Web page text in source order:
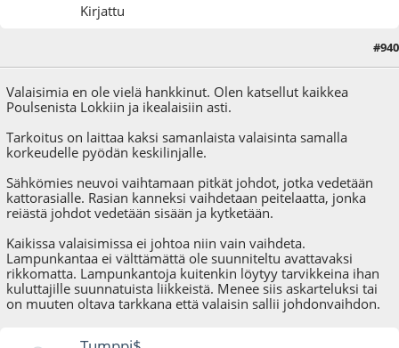
Kirjattu
#940
Valaisimia en ole vielä hankkinut. Olen katsellut kaikkea
Poulsenista Lokkiin ja ikealaisiin asti.
Tarkoitus on laittaa kaksi samanlaista valaisinta samalla
korkeudelle pyödän keskilinjalle.
Sähkömies neuvoi vaihtamaan pitkät johdot, jotka vedetään
kattorasialle. Rasian kanneksi vaihdetaan peitelaatta, jonka
reiästä johdot vedetään sisään ja kytketään.
Kaikissa valaisimissa ei johtoa niin vain vaihdeta.
Lampunkantaa ei välttämättä ole suunniteltu avattavaksi
rikkomatta. Lampunkantoja kuitenkin löytyy tarvikkeina ihan
kuluttajille suunnatuista liikkeistä. Menee siis askarteluksi tai
on muuten oltava tarkkana että valaisin sallii johdonvaihdon.